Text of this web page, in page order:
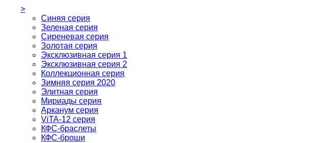
>
Синяя серия
Зеленая серия
Сиреневая серия
Золотая серия
Эксклюзивная серия 1
Эксклюзивная серия 2
Коллекционная серия
Зимняя серия 2020
Элитная серия
Мириады серия
Арканум серия
ViTA-12 серия
КФС-браслеты
КФС-броши